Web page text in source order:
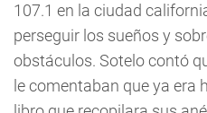
107.1 en la ciudad
perseguir los sueños y
obstáculos. Sotelo contó
le comentaban que ya era